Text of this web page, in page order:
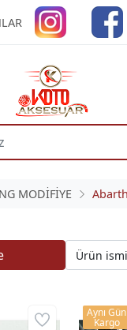
MODİFİYE
Aynı Gün
Kargo